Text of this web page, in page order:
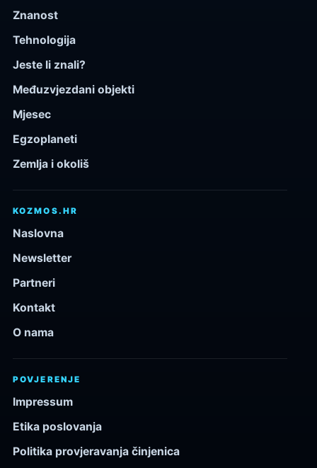
Znanost
Tehnologija
Jeste li znali?
Međuzvjezdani objekti
Mjesec
Egzoplaneti
Zemlja i okoliš
KOZMOS.HR
Naslovna
Newsletter
Partneri
Kontakt
O nama
POVJERENJE
Impressum
Etika poslovanja
Politika provjeravanja činjenica